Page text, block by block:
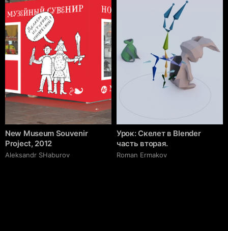
New Museum Souvenir
Project, 2012
Аleksandr SHaburov
Урок: Скелет в Blender
часть вторая.
Roman Ermakov